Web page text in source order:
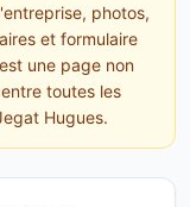
photos,
et formulaire
une page non
toutes les
Hugues.